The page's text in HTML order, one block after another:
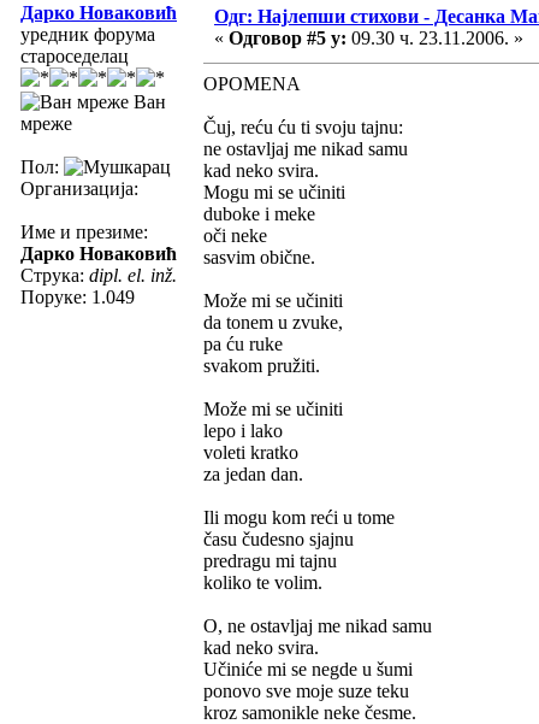
Дарко Новаковић
уредник форума
староседелац
Ван
мреже
Пол:
Организација:
Име и презиме:
Дарко Новаковић
Струка: dipl. el. inž.
Поруке: 1.049
Одг: Најлепши стихови - Десанка
« Одговор #5 у: 09.30 ч. 23.11.2006. »
OPOMENA
Čuj, reću ću ti svoju tajnu:
ne ostavljaj me nikad samu
kad neko svira.
Mogu mi se učiniti
duboke i meke
oči neke
sasvim obične.
Može mi se učiniti
da tonem u zvuke,
pa ću ruke
svakom pružiti.
Može mi se učiniti
lepo i lako
voleti kratko
za jedan dan.
Ili mogu kom reći u tome
času čudesno sjajnu
predragu mi tajnu
koliko te volim.
O, ne ostavljaj me nikad samu
kad neko svira.
Učiniće mi se negde u šumi
ponovo sve moje suze teku
kroz samonikle neke česme.